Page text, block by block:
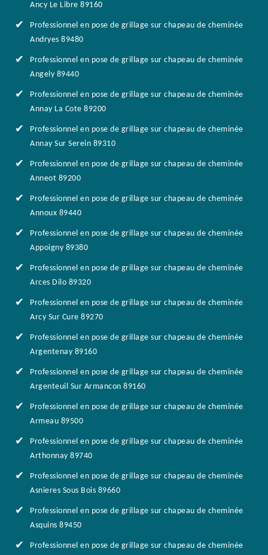
Ancy Le Libre 89160
Professionnel en pose de grillage sur chapeau de cheminée
Andryes 89480
Professionnel en pose de grillage sur chapeau de cheminée
Angely 89440
Professionnel en pose de grillage sur chapeau de cheminée
Annay La Cote 89200
Professionnel en pose de grillage sur chapeau de cheminée
Annay Sur Serein 89310
Professionnel en pose de grillage sur chapeau de cheminée
Anneot 89200
Professionnel en pose de grillage sur chapeau de cheminée
Annoux 89440
Professionnel en pose de grillage sur chapeau de cheminée
Appoigny 89380
Professionnel en pose de grillage sur chapeau de cheminée
Arces Dilo 89320
Professionnel en pose de grillage sur chapeau de cheminée
Arcy Sur Cure 89270
Professionnel en pose de grillage sur chapeau de cheminée
Argentenay 89160
Professionnel en pose de grillage sur chapeau de cheminée
Argenteuil Sur Armancon 89160
Professionnel en pose de grillage sur chapeau de cheminée
Armeau 89500
Professionnel en pose de grillage sur chapeau de cheminée
Arthonnay 89740
Professionnel en pose de grillage sur chapeau de cheminée
Asnieres Sous Bois 89660
Professionnel en pose de grillage sur chapeau de cheminée
Asquins 89450
Professionnel en pose de grillage sur chapeau de cheminée